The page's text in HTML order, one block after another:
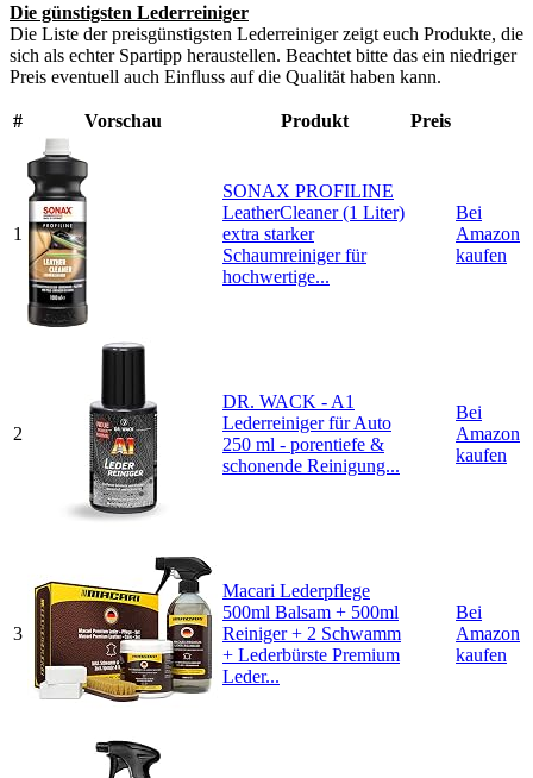
Die günstigsten Lederreiniger
Die Liste der preisgünstigsten Lederreiniger zeigt euch Produkte, die
sich als echter Spartipp heraustellen. Beachtet bitte das ein niedriger
Preis eventuell auch Einfluss auf die Qualität haben kann.
# Vorschau Produkt Preis
1
SONAX PROFILINE
LeatherCleaner (1 Liter)
extra starker
Schaumreiniger für
hochwertige...
Bei
Amazon
kaufen
2
DR. WACK - A1
Lederreiniger für Auto
250 ml - porentiefe &
schonende Reinigung...
Bei
Amazon
kaufen
3
Macari Lederpflege
500ml Balsam + 500ml
Reiniger + 2 Schwamm
+ Lederbürste Premium
Leder...
Bei
Amazon
kaufen